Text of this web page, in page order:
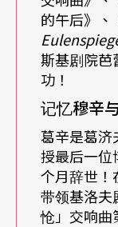
速度的性格特征
以「铁腕」二
不尽然，全世
约束，但数千
「范畴」、交
原则、无明快
的午后》、
斯基剧院芭
功！
记忆穆辛
葛辛是葛济
授最后一位
个月辞世！
带领基洛夫
怆」交响